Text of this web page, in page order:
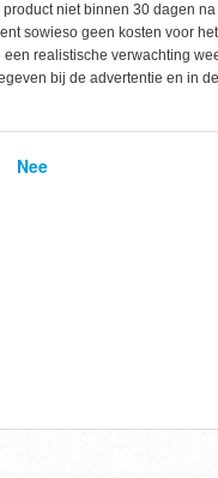
product niet binnen 30 dagen
sowieso geen kosten voor
realistische verwachting
bij de advertentie en in
Nee